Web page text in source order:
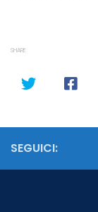
SHARE
SEGUICI: